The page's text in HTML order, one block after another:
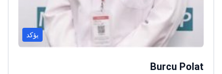
يؤكد
Burcu Polat